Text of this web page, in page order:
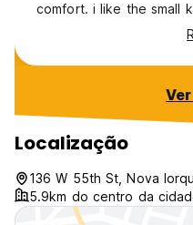
comfort. i like the small
but it miss Electric
Localização
136 W 55th St, Nova
5.9km do centro da